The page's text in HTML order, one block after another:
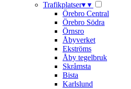
Trafikplatser▾ ▾
Örebro Central
Örebro Södra
Örnsro
Åbyverket
Ekströms
Åby tegelbruk
Skråmsta
Bista
Karlslund